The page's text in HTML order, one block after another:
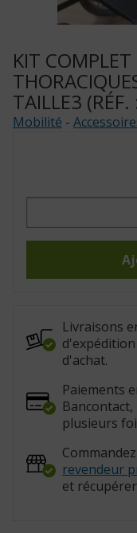
KIT
TAILLE3
Mobilité -
quantité
Kit
thoraciques/
Taille3
Livraisons
d'achat.
Paiements
plusieurs
revendeur
et